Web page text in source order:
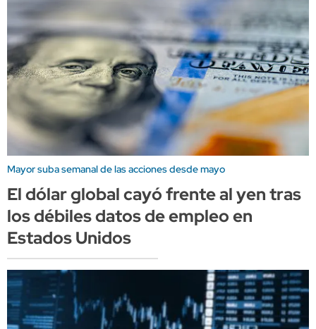
Mayor suba semanal de las acciones desde mayo
El dólar global cayó frente al yen tras
los débiles datos de empleo en
Estados Unidos